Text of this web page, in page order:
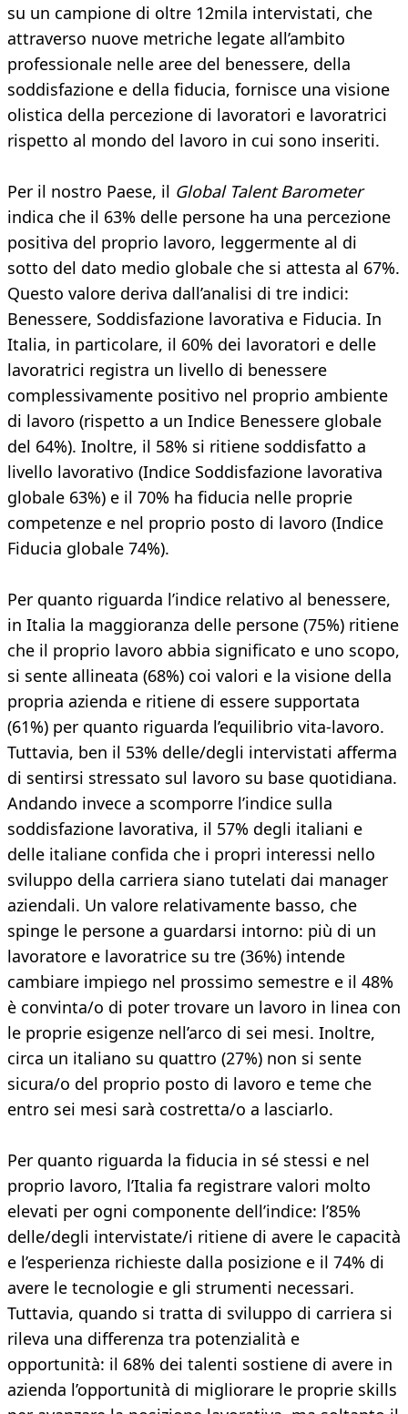
su un campione di oltre 12mila intervistati, che
attraverso nuove metriche legate all’ambito
professionale nelle aree del benessere, della
soddisfazione e della fiducia, fornisce una visione
olistica della percezione di lavoratori e lavoratrici
rispetto al mondo del lavoro in cui sono inseriti.
Per il nostro Paese, il Global Talent Barometer
indica che il 63% delle persone ha una percezione
positiva del proprio lavoro, leggermente al di
sotto del dato medio globale che si attesta al 67%.
Questo valore deriva dall’analisi di tre indici:
Benessere, Soddisfazione lavorativa e Fiducia. In
Italia, in particolare, il 60% dei lavoratori e delle
lavoratrici registra un livello di benessere
complessivamente positivo nel proprio ambiente
di lavoro (rispetto a un Indice Benessere globale
del 64%). Inoltre, il 58% si ritiene soddisfatto a
livello lavorativo (Indice Soddisfazione lavorativa
globale 63%) e il 70% ha fiducia nelle proprie
competenze e nel proprio posto di lavoro (Indice
Fiducia globale 74%).
Per quanto riguarda l’indice relativo al benessere,
in Italia la maggioranza delle persone (75%) ritiene
che il proprio lavoro abbia significato e uno scopo,
si sente allineata (68%) coi valori e la visione della
propria azienda e ritiene di essere supportata
(61%) per quanto riguarda l’equilibrio vita-lavoro.
Tuttavia, ben il 53% delle/degli intervistati afferma
di sentirsi stressato sul lavoro su base quotidiana.
Andando invece a scomporre l’indice sulla
soddisfazione lavorativa, il 57% degli italiani e
delle italiane confida che i propri interessi nello
sviluppo della carriera siano tutelati dai manager
aziendali. Un valore relativamente basso, che
spinge le persone a guardarsi intorno: più di un
lavoratore e lavoratrice su tre (36%) intende
cambiare impiego nel prossimo semestre e il 48%
è convinta/o di poter trovare un lavoro in linea con
le proprie esigenze nell’arco di sei mesi. Inoltre,
circa un italiano su quattro (27%) non si sente
sicura/o del proprio posto di lavoro e teme che
entro sei mesi sarà costretta/o a lasciarlo.
Per quanto riguarda la fiducia in sé stessi e nel
proprio lavoro, l’Italia fa registrare valori molto
elevati per ogni componente dell’indice: l’85%
delle/degli intervistate/i ritiene di avere le capacità
e l’esperienza richieste dalla posizione e il 74% di
avere le tecnologie e gli strumenti necessari.
Tuttavia, quando si tratta di sviluppo di carriera si
rileva una differenza tra potenzialità e
opportunità: il 68% dei talenti sostiene di avere in
azienda l’opportunità di migliorare le proprie skills